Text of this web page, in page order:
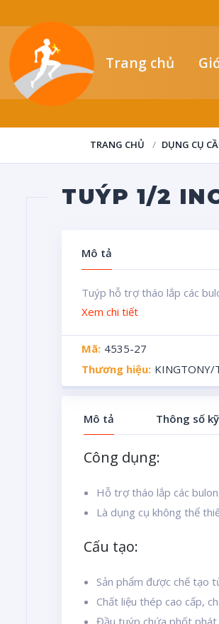
Trang chủ
TRANG CHỦ DỤNG CỤ
TUÝP 1/2
Mô tả
Tuýp hỗ trợ tháo lắp các
Xem chi tiết
Mã: 4535-27
Thương hiệu: KINGTONY/
Mô tả Thông số
Công dụng:
Hỗ trợ tháo lắp các
Là dụng cụ không thể
Cấu tạo:
Sản phẩm được chế tạo
Chất liệu thép cao cấp,
Đầu tuýp chứa phốt phát